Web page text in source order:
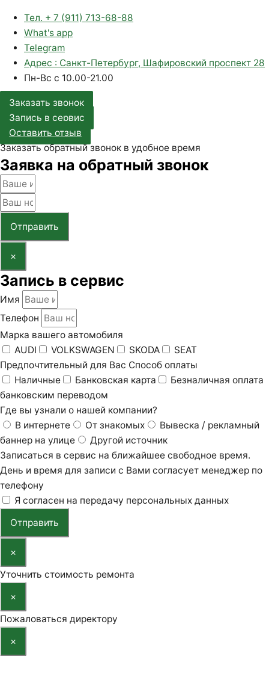
Тел. + 7 (911) 713-68-88
What's app
Telegram
Адрес : Санкт-Петербург, Шафировский проспект 28
Пн-Вс с 10.00-21.00
Заказать звонок
Запись в сервис
Оставить отзыв
Заказать обратный звонок в удобное время
Заявка на обратный звонок
Отправить
×
Запись в сервис
Имя
Телефон
Марка вашего автомобиля
AUDI
VOLKSWAGEN SKODA
SEAT
Предпочтительный для Вас Способ оплаты
Наличные
Банковская карта
Безналичная оплата
банковским переводом
Где вы узнали о нашей компании?
В интернете
От знакомых
Вывеска / рекламный
баннер на улице
Другой источник
Записаться в сервис на ближайшее свободное время.
День и время для записи с Вами согласует менеджер по
телефону
Я согласен на передачу персональных данных
Отправить
×
Уточнить стоимость ремонта
×
Пожаловаться директору
×